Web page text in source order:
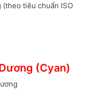
(theo tiêu chuẩn ISO
(Cyan)